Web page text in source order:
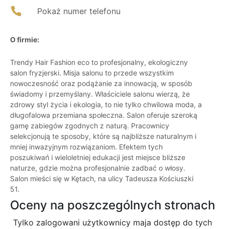
Pokaż numer telefonu
O firmie:
Trendy Hair Fashion eco to profesjonalny, ekologiczny
salon fryzjerski. Misja salonu to przede wszystkim
nowoczesność oraz podążanie za innowacją, w sposób
świadomy i przemyślany. Właściciele salonu wierzą, że
zdrowy styl życia i ekologia, to nie tylko chwilowa moda, a
długofalowa przemiana społeczna. Salon oferuje szeroką
gamę zabiegów zgodnych z naturą. Pracownicy
selekcjonują te sposoby, które są najbliższe naturalnym i
mniej inwazyjnym rozwiązaniom. Efektem tych
poszukiwań i wieloletniej edukacji jest miejsce bliższe
naturze, gdzie można profesjonalnie zadbać o włosy.
Salon mieści się w Kętach, na ulicy Tadeusza Kościuszki
51.
Oceny na poszczególnych stronach
Tylko zalogowani użytkownicy maja dostęp do tych